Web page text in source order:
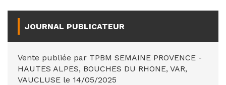
JOURNAL PUBLICATEUR
Vente publiée par TPBM SEMAINE PROVENCE -
HAUTES ALPES, BOUCHES DU RHONE, VAR,
VAUCLUSE le 14/05/2025